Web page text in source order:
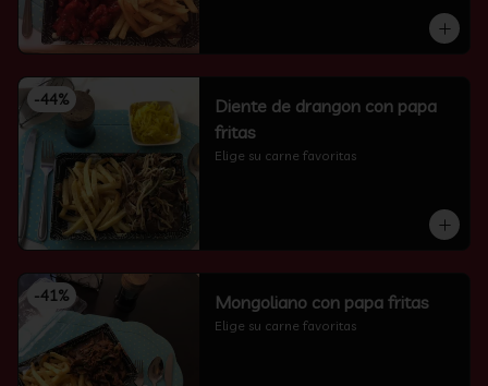
-44%
Diente de drangon con papa
fritas
Elige su carne favoritas
-41% Mongoliano con papa fritas
Elige su carne favoritas